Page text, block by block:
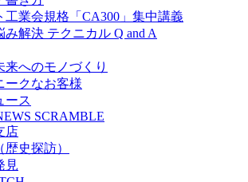
工業会規格「CA300」集中講義
み解決 テクニカル Q and A
来へのモノづくり
ークなお客様
ース
SCRAMBLE
店
史探訪）
見